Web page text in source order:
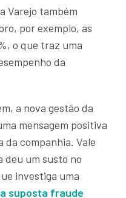
Varejo também
por exemplo, as
o que traz uma
da
a nova gestão da
mensagem positiva
da companhia. Vale
deu um susto no
investiga uma
suposta fraude